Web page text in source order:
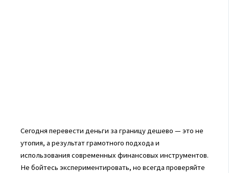
Сегодня перевести деньги за границу дешево — это не
утопия, а результат грамотного подхода и
использования современных финансовых инструментов.
Не бойтесь экспериментировать, но всегда проверяйте